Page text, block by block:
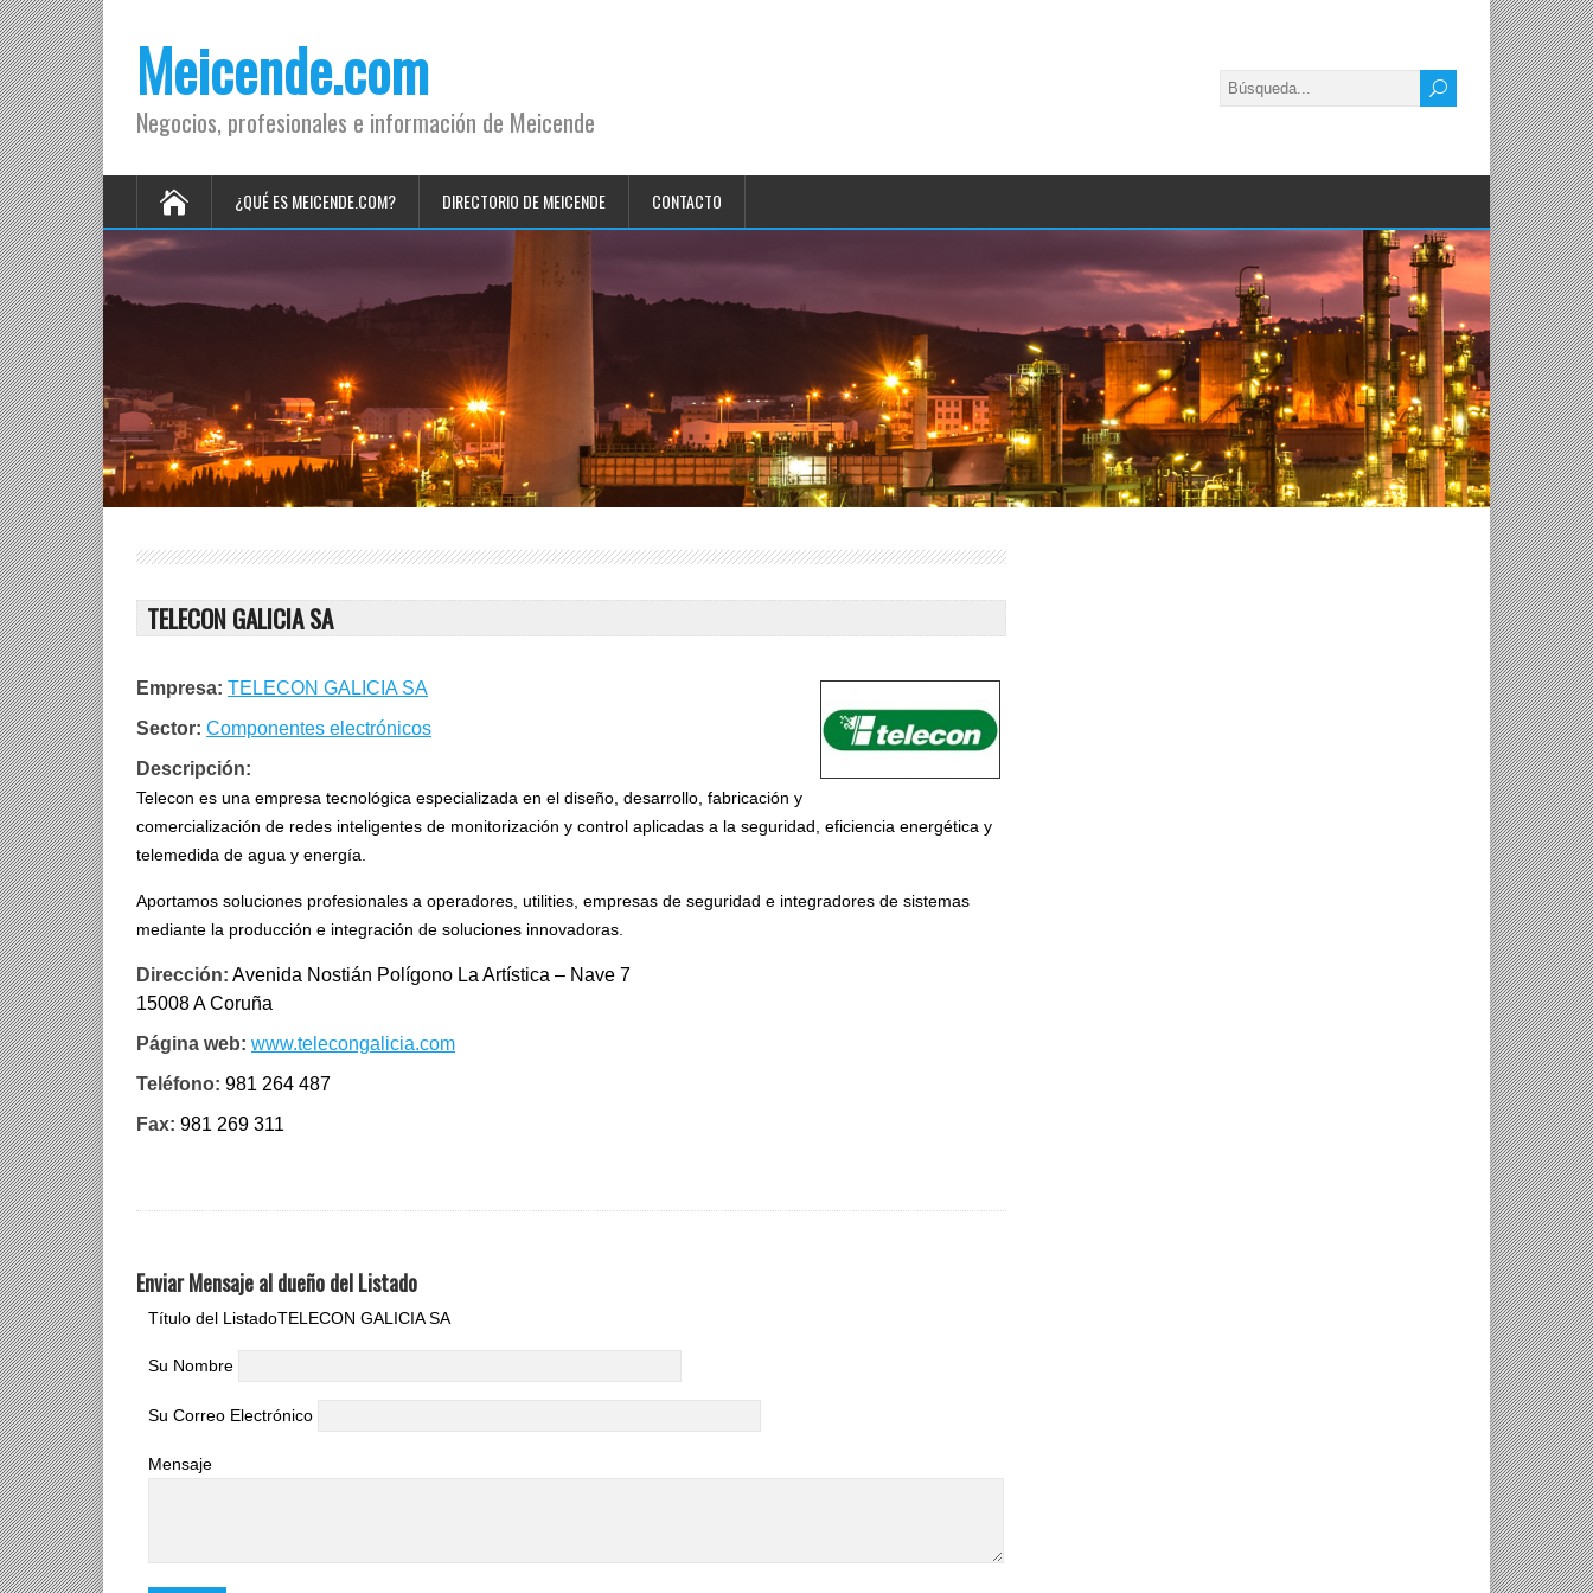
Meicende.com
Negocios, profesionales e información de Meicende
¿QUÉ ES MEICENDE.COM? DIRECTORIO DE MEICENDE CONTACTO
TELECON GALICIA SA
Empresa: TELECON GALICIA SA
Sector: Componentes electrónicos
Descripción:
Telecon es una empresa tecnológica especializada en el diseño, desarrollo, fabricación y
comercialización de redes inteligentes de monitorización y control aplicadas a la seguridad, eficiencia energética y
telemedida de agua y energía.
Aportamos soluciones profesionales a operadores, utilities, empresas de seguridad e integradores de sistemas
mediante la producción e integración de soluciones innovadoras.
Dirección: Avenida Nostián Polígono La Artística – Nave 7
15008 A Coruña
Página web: www.telecongalicia.com
Teléfono: 981 264 487
Fax: 981 269 311
Enviar Mensaje al dueño del Listado
Título del ListadoTELECON GALICIA SA
Su Nombre
Su Correo Electrónico
Mensaje